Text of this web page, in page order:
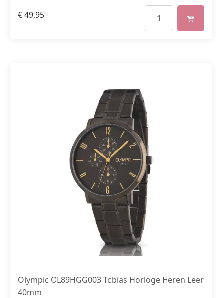
€49,95
Olympic OL89HGG003 Tobias Horloge Heren Leer
40mm